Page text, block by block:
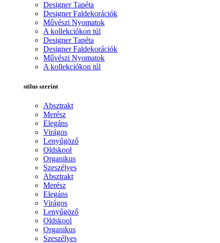
Designer Tapéta
Designer Faldekorációk
Művészi Nyomatok
A kollekciókon túl
Designer Tapéta
Designer Faldekorációk
Művészi Nyomatok
A kollekciókon túl
stílus szerint
Absztrakt
Merész
Elegáns
Virágos
Lenyűgöző
Oldskool
Organikus
Szeszélyes
Absztrakt
Merész
Elegáns
Virágos
Lenyűgöző
Oldskool
Organikus
Szeszélyes